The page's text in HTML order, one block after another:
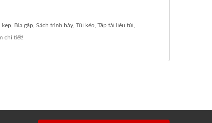
kẹp Bìa gập Sách trình bày Túi kéo Tập tài liệu túi
chi tiết!